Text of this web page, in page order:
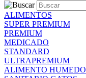
ALIMENTOS
SUPER PREMIUM
PREMIUM
MEDICADO
STANDARD
ULTRAPREMIUM
ALIMENTO HUMEDO